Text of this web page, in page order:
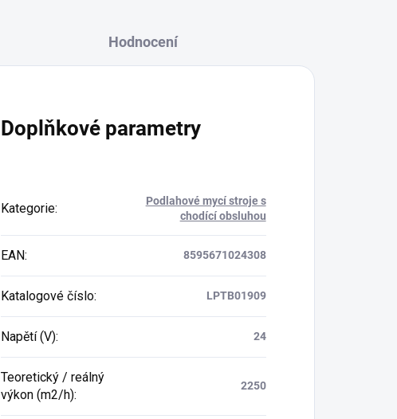
Hodnocení
Doplňkové parametry
Kategorie:
Podlahové mycí stroje s
chodící obsluhou
EAN: 8595671024308
Katalogové číslo: LPTB01909
Napětí (V): 24
Teoretický / reálný
výkon (m2/h):
2250